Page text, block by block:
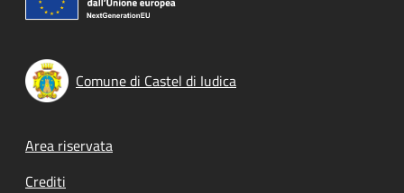
Comune di Castel di Iudica
Footer menu
Area riservata
Crediti